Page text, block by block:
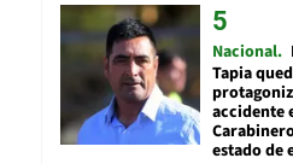
Nacional
Tapia
accidente
estado de